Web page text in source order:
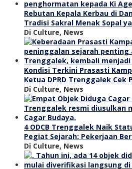
Rebutan Kepala Kerbau di
Tradisi Sakral Menak Sopal
Di Culture, News
Kondisi Terkini Prasasti
Ketua DPRD Trenggalek Cek
Di Culture, News
4 ODCB Trenggalek Naik
Pegiat Sejarah: Pekerjaan
Di Culture, News